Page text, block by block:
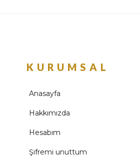
KURUMSAL
Anasayfa
Hakkımızda
Hesabım
Şifremi unuttum